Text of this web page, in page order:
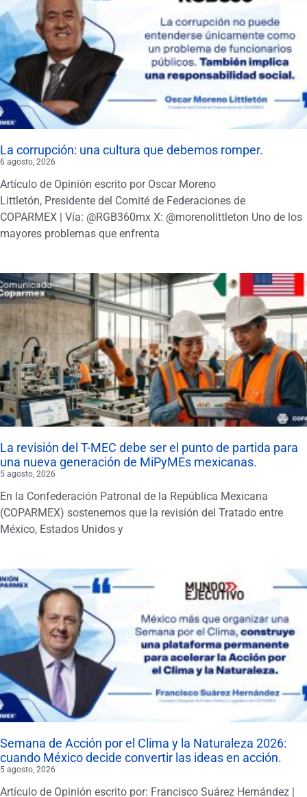
La corrupción: una cultura que debemos romper.
6 agosto, 2026
Artículo de Opinión escrito por Oscar Moreno
Littletón, Presidente del Comité de Federaciones de
COPARMEX | Vía: @RGB360mx X: @morenolittleton Uno de los
mayores problemas que enfrenta
La revisión del T-MEC debe ser el punto de partida para
una nueva generación de MiPyMEs mexicanas.
5 agosto, 2026
En la Confederación Patronal de la República Mexicana
(COPARMEX) sostenemos que la revisión del Tratado entre
México, Estados Unidos y
Semana de Acción por el Clima y la Naturaleza 2026:
cuando México decide convertir las ideas en acción.
5 agosto, 2026
Artículo de Opinión escrito por: Francisco Suárez Hernández |